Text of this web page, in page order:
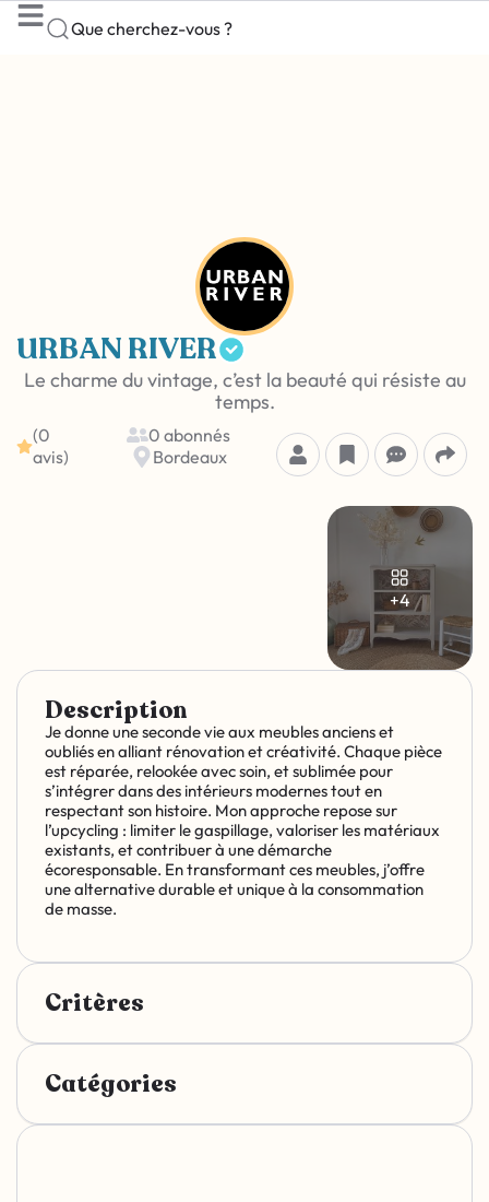
Que cherchez-vous ?
URBAN RIVER
Le charme du vintage, c’est la beauté qui résiste au
temps.
(0
avis)
0 abonnés
Bordeaux
+4
Description
Je donne une seconde vie aux meubles anciens et
oubliés en alliant rénovation et créativité. Chaque pièce
est réparée, relookée avec soin, et sublimée pour
s’intégrer dans des intérieurs modernes tout en
respectant son histoire. Mon approche repose sur
l’upcycling : limiter le gaspillage, valoriser les matériaux
existants, et contribuer à une démarche
écoresponsable. En transformant ces meubles, j’offre
une alternative durable et unique à la consommation
de masse.
Critères
Catégories